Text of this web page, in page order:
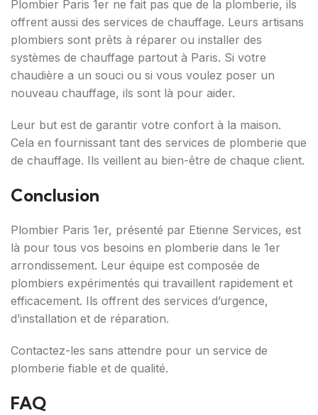
Plombier Paris 1er ne fait pas que de la plomberie, ils
offrent aussi des services de chauffage. Leurs artisans
plombiers sont prêts à réparer ou installer des
systèmes de chauffage partout à Paris. Si votre
chaudière a un souci ou si vous voulez poser un
nouveau chauffage, ils sont là pour aider.
Leur but est de garantir votre confort à la maison.
Cela en fournissant tant des services de plomberie que
de chauffage. Ils veillent au bien-être de chaque client.
Conclusion
Plombier Paris 1er, présenté par Etienne Services, est
là pour tous vos besoins en plomberie dans le 1er
arrondissement. Leur équipe est composée de
plombiers expérimentés qui travaillent rapidement et
efficacement. Ils offrent des services d’urgence,
d’installation et de réparation.
Contactez-les sans attendre pour un service de
plomberie fiable et de qualité.
FAQ